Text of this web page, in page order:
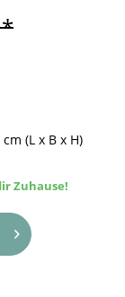
cm (L x B x H)
Zuhause!